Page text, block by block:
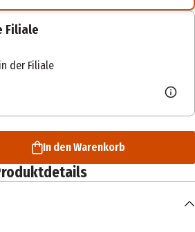
Filiale
der Filiale
In den Warenkorb